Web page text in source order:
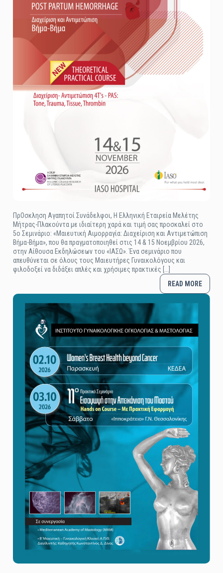
ΠρΟσκληση Αγαπητοί Συνάδελφοι, Η Ελληνική Εταιρεία Μελέτης
Μήτρας-Πλακούντα με ιδιαίτερη χαρά και τιμή σας προσκαλεί στο
5ο Σεμινάριο: «Μαιευτική Αιμορραγία: Διαχείριση και Αντιμετώπιση
Βήμα-Βήμα», που θα πραγματοποιηθεί στις 14 & 15 Νοεμβρίου 2026,
στην Αίθουσα Εκδηλώσεων του «ΙΑΣΩ». Ένα σεμινάριο που
απευθύνεται σε όλους τους Μαιευτήρες Γυναικολόγους και
φιλοδοξεί να διδάξει απλές και χρήσιμες πρακτικές [...]
READ MORE